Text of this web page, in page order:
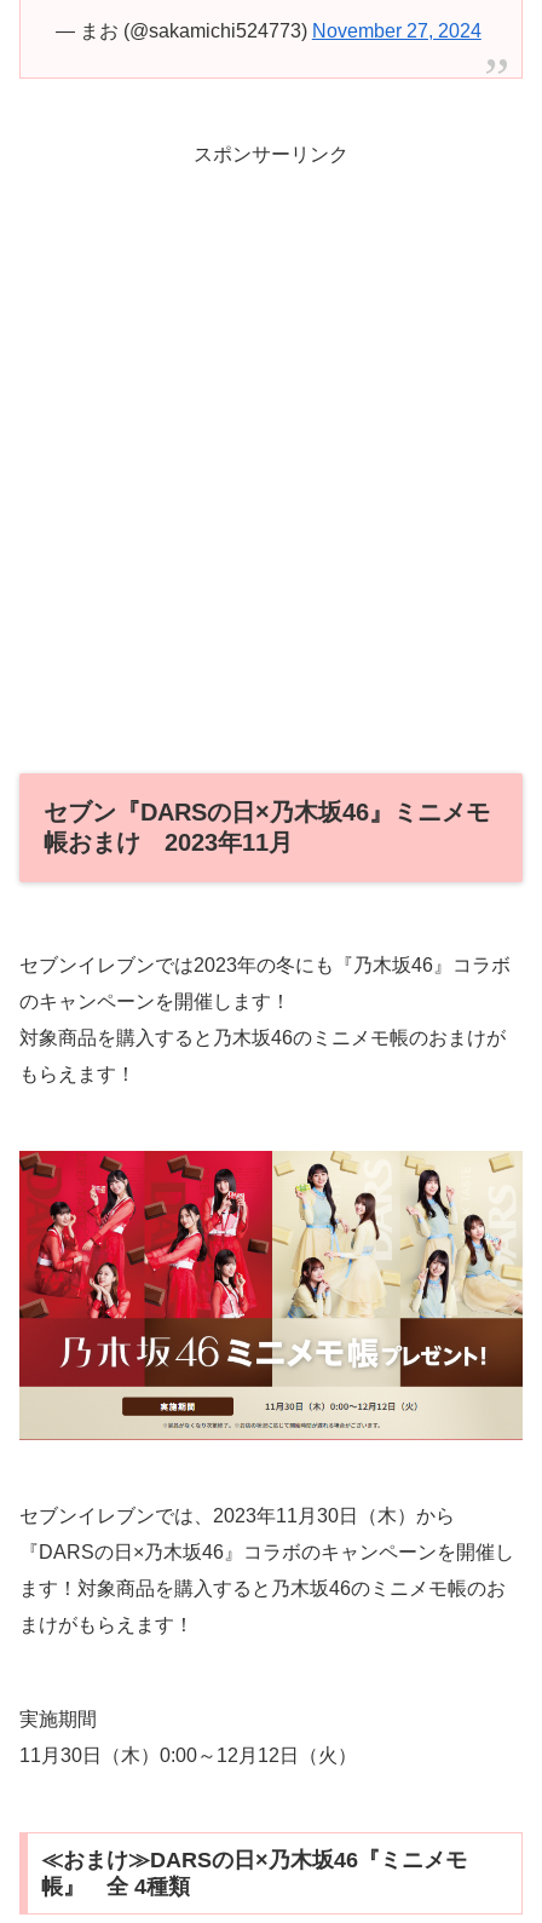
— まお (@sakamichi524773) November 27, 2024
スポンサーリンク
セブン『DARSの日×乃木坂46』ミニメモ
帳おまけ 2023年11月
セブンイレブンでは2023年の冬にも『乃木坂46』コラボ
のキャンペーンを開催します！
対象商品を購入すると乃木坂46のミニメモ帳のおまけが
もらえます！
セブンイレブンでは、2023年11月30日（木）から
『DARSの日×乃木坂46』コラボのキャンペーンを開催し
ます！対象商品を購入すると乃木坂46のミニメモ帳のお
まけがもらえます！
実施期間
11月30日（木）0:00～12月12日（火）
≪おまけ≫DARSの日×乃木坂46『ミニメモ
帳』 全 4種類